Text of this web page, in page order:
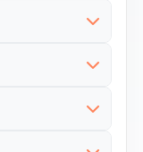
见的中文译名
把爱尔兰塞特
知自然接住。
写透。
这类搜索往往
课，知道自己
充沛、很爱参与
故事，而是它
重、是不是容
定前搜索。很
面才开始认真
温柔就自动省心
常已经意识到
的问题从来不
兴奋程度、外出
已经从“外形喜